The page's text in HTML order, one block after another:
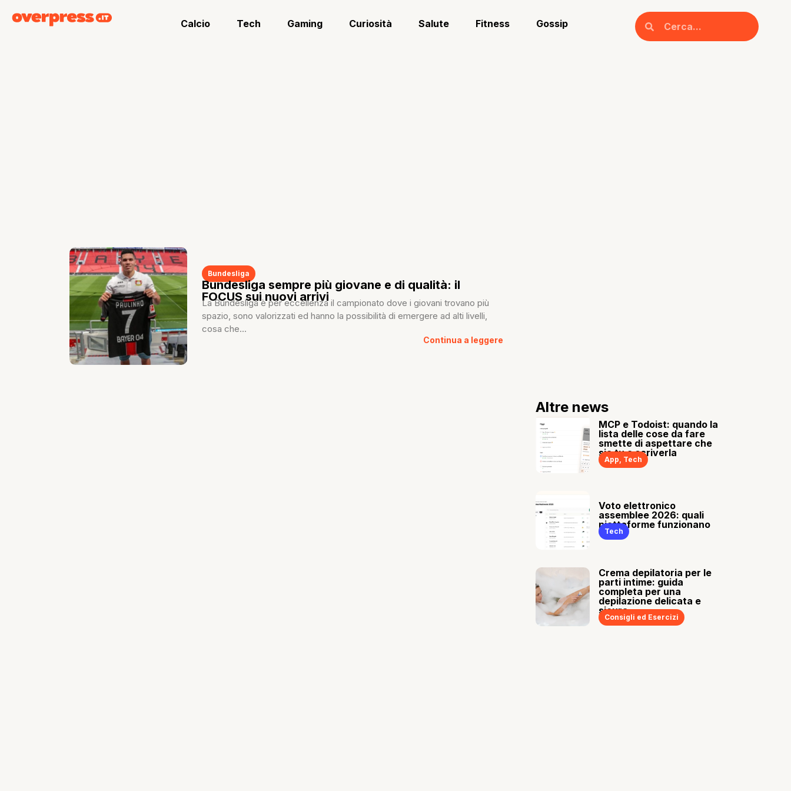
Calcio Tech Gaming Curiosità Salute Fitness Gossip
Bundesliga
Bundesliga sempre più giovane e di qualità: il
FOCUS sui nuovi arrivi
La Bundesliga è per eccellenza il campionato dove i giovani trovano più
spazio, sono valorizzati ed hanno la possibilità di emergere ad alti livelli,
cosa che...
Continua a leggere
Altre news
MCP e Todoist: quando la
lista delle cose da fare
smette di aspettare che
sia tu a scriverla
App, Tech
Voto elettronico
assemblee 2026: quali
piattaforme funzionano
Tech
Crema depilatoria per le
parti intime: guida
completa per una
depilazione delicata e
sicura
Consigli ed Esercizi